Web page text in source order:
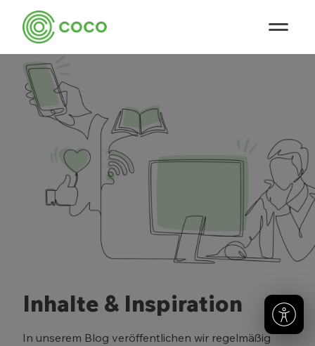
Inhalte & Inspiration
In unserem Blog veröffentlichen wir regelmäßig